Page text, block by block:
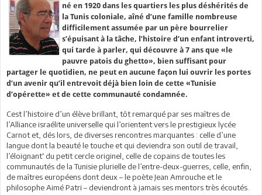
né en 1920 dans les quartiers les plus déshérités de
la Tunis coloniale, aîné d’une famille nombreuse
difficilement assumée par un père bourrelier
s’épuisant à la tâche, l’histoire d’un enfant introverti,
qui tarde à parler, qui découvre à 7 ans que «le
pauvre patois du ghetto», bien suffisant pour
partager le quotidien, ne peut en aucune façon lui ouvrir les portes
d’un avenir qu’il entrevoit déjà bien loin de cette «Tunisie
d’opérette» et de cette communauté condamnée.
Cest l’histoire d’un élève brillant, tôt remarqué par ses maîtres de
l’Alliance israélite universelle qui l’orientent vers le prestigieux lycée
Carnot et, dés lors, de diverses rencontres marquantes : celle d’une
langue dont la beauté le touche et qui deviendra son outil de travail,
l’éloignant‘ du petit cercle originel, celle de copains de toutes les
communautés de la Tunisie plurielle de l’entre-deux-guerres, celle, enfin,
de maîtres européens dont deux – le poète Jean Amrouche et le
philosophe Aimé Patri – deviendront à jamais ses mentors très écoutés.